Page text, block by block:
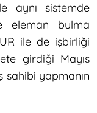
aynı sistemde
eleman bulma
ile de işbirliği
girdiği Mayıs
sahibi yapmanın